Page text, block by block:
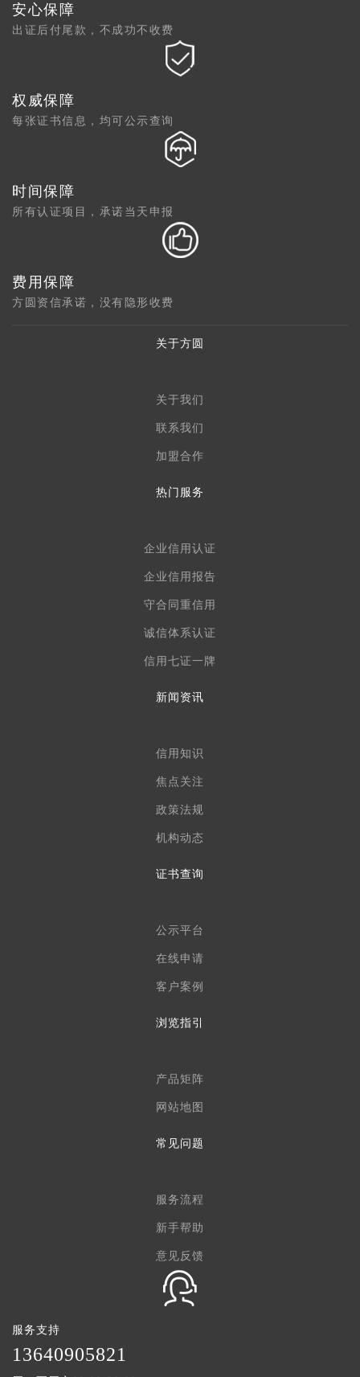
安心保障
出证后付尾款，不成功不收费
权威保障
每张证书信息，均可公示查询
时间保障
所有认证项目，承诺当天申报
费用保障
方圆资信承诺，没有隐形收费
关于方圆
关于我们
联系我们
加盟合作
热门服务
企业信用认证
企业信用报告
守合同重信用
诚信体系认证
信用七证一牌
新闻资讯
信用知识
焦点关注
政策法规
机构动态
证书查询
公示平台
在线申请
客户案例
浏览指引
产品矩阵
网站地图
常见问题
服务流程
新手帮助
意见反馈
服务支持
1 3640905821